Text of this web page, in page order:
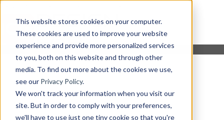
This website stores cookies on your computer.
These cookies are used to improve your website
experience and provide more personalized services
to you, both on this website and through other
media. To find out more about the cookies we use,
see our Privacy Policy.
We won't track your information when you visit our
site. But in order to comply with your preferences,
we'll have to use just one tiny cookie so that you're